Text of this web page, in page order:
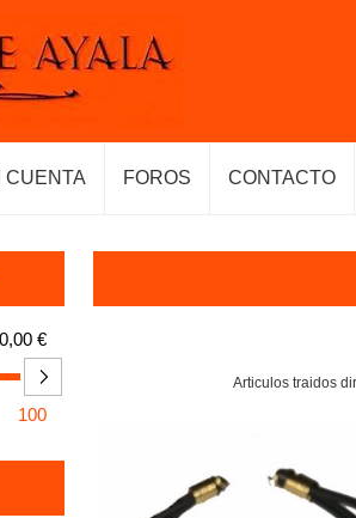
CUENTA FOROS CONTACTO
Articulos traidos
€
100